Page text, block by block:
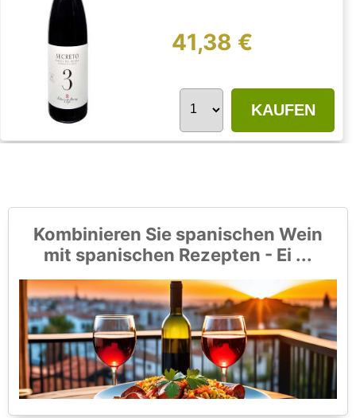
41,38 €
KAUFEN
Kombinieren Sie spanischen Wein
mit spanischen Rezepten - Ei ...